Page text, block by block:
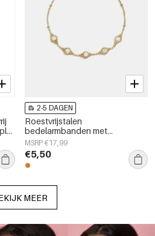
2-5 DAGEN
Roestvrijstalen
bedelarmbanden met
geometrische vormen,
eenvoudige, alledaagse serie,
dames sieraden
MSRP €17,99
€5,50
MEER